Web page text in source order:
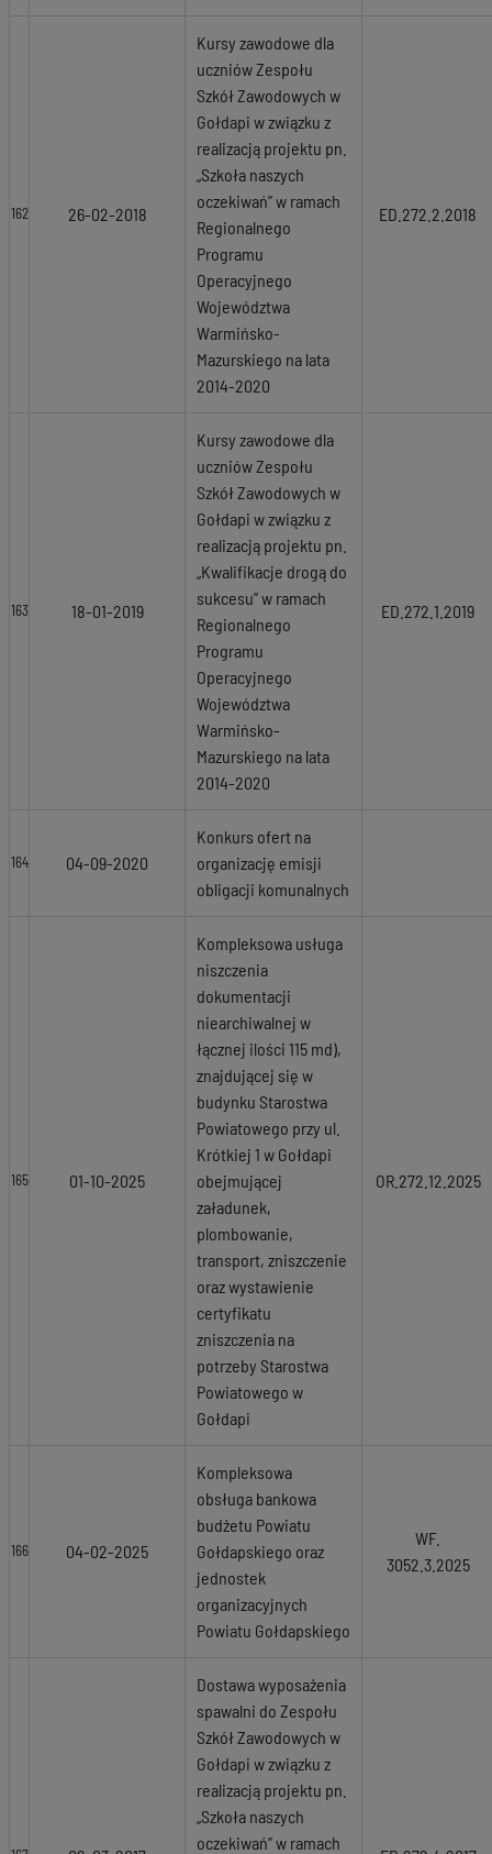
162 26-02-2018
Kursy zawodowe dla
uczniów Zespołu
Szkół Zawodowych w
Gołdapi w związku z
realizacją projektu pn.
„Szkoła naszych
oczekiwań” w ramach
Regionalnego
Programu
Operacyjnego
Województwa
Warmińsko-
Mazurskiego na lata
2014-2020
ED.272.2.2018
163 18-01-2019
Kursy zawodowe dla
uczniów Zespołu
Szkół Zawodowych w
Gołdapi w związku z
realizacją projektu pn.
„Kwalifikacje drogą do
sukcesu” w ramach
Regionalnego
Programu
Operacyjnego
Województwa
Warmińsko-
Mazurskiego na lata
2014-2020
ED.272.1.2019
164 04-09-2020
Konkurs ofert na
organizację emisji
obligacji komunalnych
165 01-10-2025
Kompleksowa usługa
niszczenia
dokumentacji
niearchiwalnej w
łącznej ilości 115 md),
znajdującej się w
budynku Starostwa
Powiatowego przy ul.
Krótkiej 1 w Gołdapi
obejmującej
załadunek,
plombowanie,
transport, zniszczenie
oraz wystawienie
certyfikatu
zniszczenia na
potrzeby Starostwa
Powiatowego w
Gołdapi
OR.272.12.2025
166 04-02-2025
Kompleksowa
obsługa bankowa
budżetu Powiatu
Gołdapskiego oraz
jednostek
organizacyjnych
Powiatu Gołdapskiego
WF.
3052.3.2025
Dostawa wyposażenia
spawalni do Zespołu
Szkół Zawodowych w
Gołdapi w związku z
realizacją projektu pn.
„Szkoła naszych
oczekiwań” w ramach